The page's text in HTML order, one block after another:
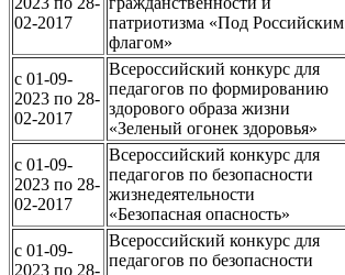
02-2017
патриотизма «Под Российским
флагом»
c 01-09-
2023 по 28-
02-2017
Всероссийский конкурс для
педагогов по формированию
здорового образа жизни
«Зеленый огонек здоровья»
c 01-09-
2023 по 28-
02-2017
Всероссийский конкурс для
педагогов по безопасности
жизнедеятельности
«Безопасная опасность»
c 01-09-
2023 по 28-
Всероссийский конкурс для
педагогов по безопасности